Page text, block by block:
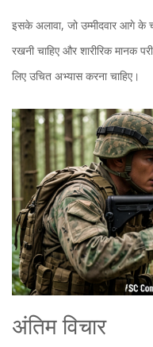
इसके अलावा, जो उम्मीदवार आगे के
रखनी चाहिए और शारीरिक मानक
लिए उचित अभ्यास करना चाहिए।
अंतिम विचार